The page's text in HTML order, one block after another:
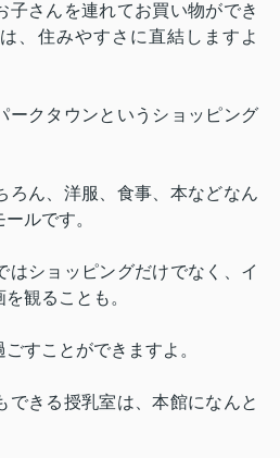
子さんを連れてお買い物ができ
、住みやすさに直結しますよ
ークタウンというショッピング
ろん、洋服、食事、本などなん
ルです。
はショッピングだけでなく、イ
観ることも。
すことができますよ。
できる授乳室は、本館になんと